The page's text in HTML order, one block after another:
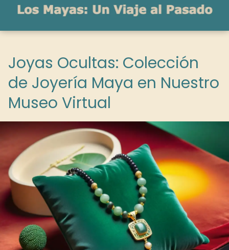
Joyas Ocultas: Colección
de Joyería Maya en Nuestro
Museo Virtual